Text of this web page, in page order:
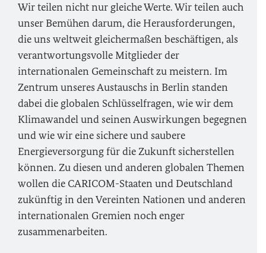
Wir teilen nicht nur gleiche Werte. Wir teilen auch
unser Bemühen darum, die Herausforderungen,
die uns weltweit gleichermaßen beschäftigen, als
verantwortungsvolle Mitglieder der
internationalen Gemeinschaft zu meistern. Im
Zentrum unseres Austauschs in Berlin standen
dabei die globalen Schlüsselfragen, wie wir dem
Klimawandel und seinen Auswirkungen begegnen
und wie wir eine sichere und saubere
Energieversorgung für die Zukunft sicherstellen
können. Zu diesen und anderen globalen Themen
wollen die CARICOM-Staaten und Deutschland
zukünftig in den Vereinten Nationen und anderen
internationalen Gremien noch enger
zusammenarbeiten.